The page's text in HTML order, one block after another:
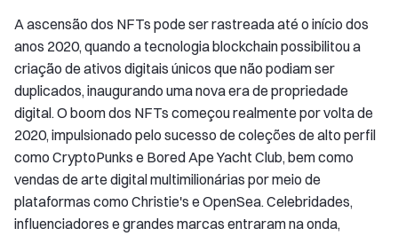
A ascensão dos NFTs pode ser rastreada até o início dos
anos 2020, quando a tecnologia blockchain possibilitou a
criação de ativos digitais únicos que não podiam ser
duplicados, inaugurando uma nova era de propriedade
digital. O boom dos NFTs começou realmente por volta de
2020, impulsionado pelo sucesso de coleções de alto perfil
como CryptoPunks e Bored Ape Yacht Club, bem como
vendas de arte digital multimilionárias por meio de
plataformas como Christie's e OpenSea. Celebridades,
influenciadores e grandes marcas entraram na onda,